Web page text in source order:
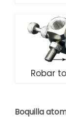
Robar
Boquilla